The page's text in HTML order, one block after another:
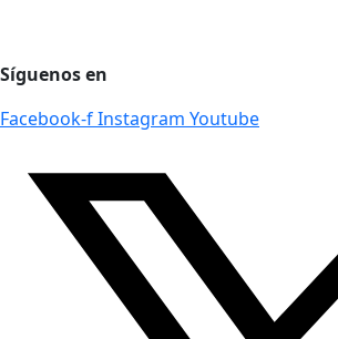
Síguenos en
Facebook-fInstagram Youtube